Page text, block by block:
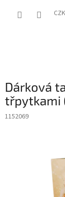
CZK
Dárková
třpytkami
1152069